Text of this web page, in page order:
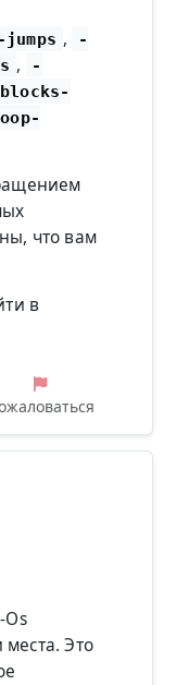
,
-
,
-
что вам
в
Os
Это